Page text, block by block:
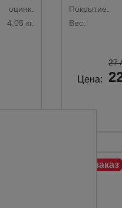
оцинк.
4,05 кг.
Покрытие:
Вес:
Цена:
27